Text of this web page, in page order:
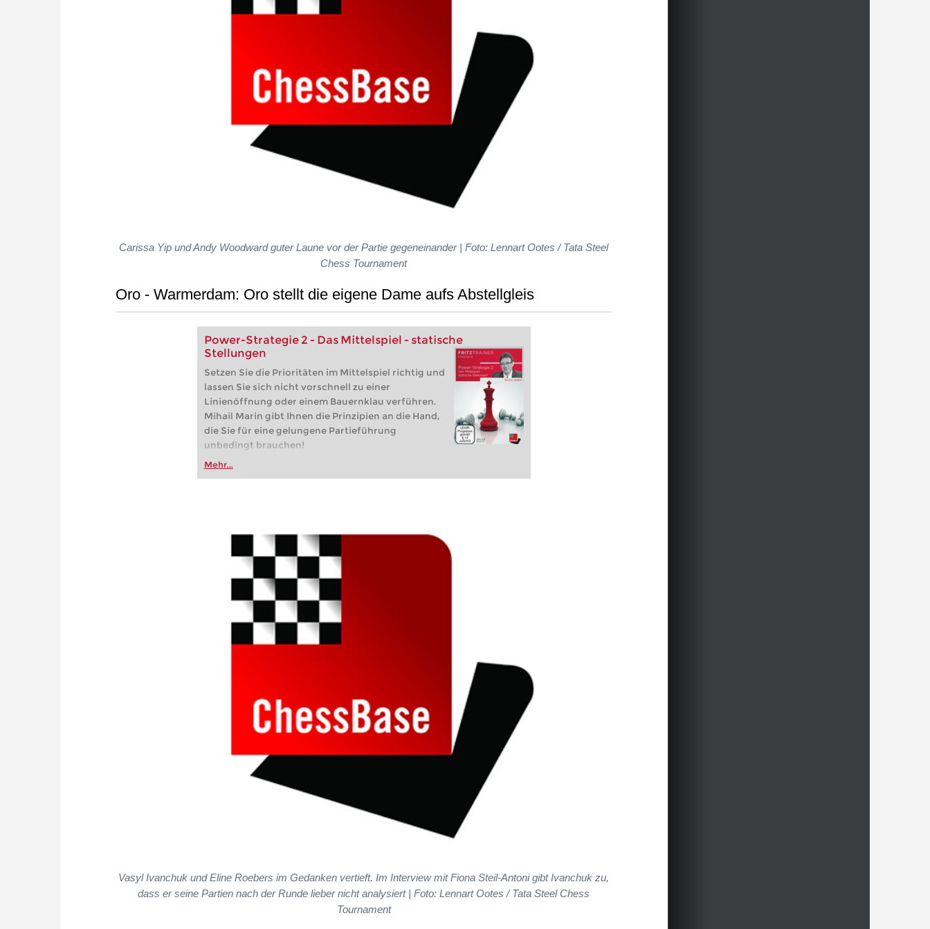
Carissa Yip und Andy Woodward guter Laune vor der Partie gegeneinander | Foto: Lennart Ootes / Tata Steel
Chess Tournament
Oro - Warmerdam: Oro stellt die eigene Dame aufs Abstellgleis
Power-Strategie 2 - Das Mittelspiel - statische
Stellungen
Setzen Sie die Prioritäten im Mittelspiel richtig und
lassen Sie sich nicht vorschnell zu einer
Linienöffnung oder einem Bauernklau verführen.
Mihail Marin gibt Ihnen die Prinzipien an die Hand,
die Sie für eine gelungene Partieführung
unbedingt brauchen!
Mehr...
Vasyl Ivanchuk und Eline Roebers im Gedanken vertieft. Im Interview mit Fiona Steil-Antoni gibt Ivanchuk zu,
dass er seine Partien nach der Runde lieber nicht analysiert | Foto: Lennart Ootes / Tata Steel Chess
Tournament